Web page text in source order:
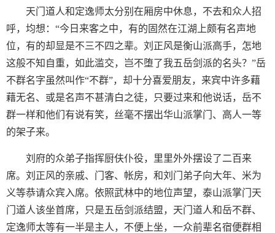
天门道人和定逸师太分别在厢房中休息，不去和众人招
呼，均想：“今日来客之中，有的固然在江湖上颇有名声地
位，有的却显是不三不四之辈。刘正风是衡山派高手，怎地
这般不知自重，如此滥交，岂不堕了我五岳剑派的名头？”岳
不群名字虽然叫作“不群”，却十分喜爱朋友，来宾中许多藉
藉无名、或是名声不甚清白之徒，只要过来和他说话，岳不
群一样和他们有说有笑，丝毫不摆出华山派掌门、高人一等
的架子来。
刘府的众弟子指挥厨伕仆役，里里外外摆设了二百来
席。刘正风的亲戚、门客、帐房，和刘门弟子向大年、米为
义等恭请众宾入席。依照武林中的地位声望，泰山派掌门天
门道人该坐首席，只是五岳剑派结盟，天门道人和岳不群、
定逸师太等有一半是主人，不便上坐，一众前辈名宿便群相